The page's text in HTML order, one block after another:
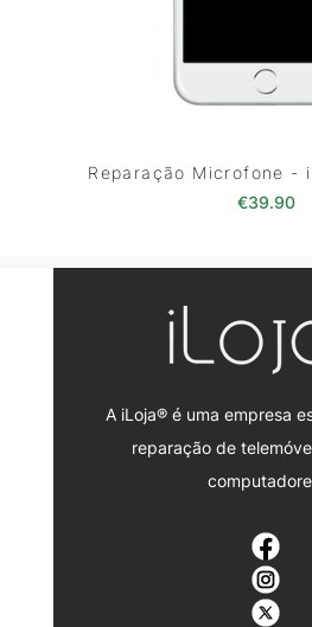
Reparação Microfone -
€39.90
A iLoja® é uma empresa
reparação de